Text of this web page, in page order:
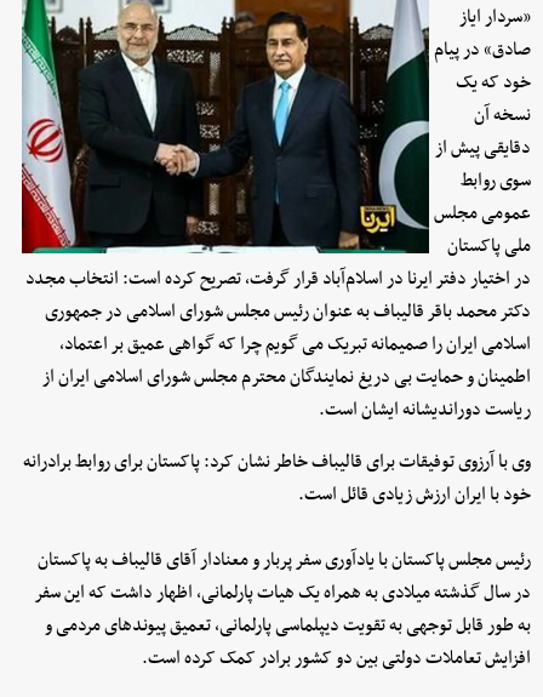
«سردار ایاز
صادق» در پیام
خود که یک
نسخه آن
دقایقی پیش از
سوی روابط
عمومی مجلس
ملی پاکستان
در اختیار دفتر ایرنا در اسلام‌آباد قرار گرفت، تصریح کرده است: انتخاب مجدد
دکتر محمد باقر قالیباف به عنوان رئیس مجلس شورای اسلامی در جمهوری
اسلامی ایران را صمیمانه تبریک می گویم چرا که گواهی عمیق بر اعتماد،
اطمینان و حمایت بی دریغ نمایندگان محترم مجلس شورای اسلامی ایران از
ریاست دوراندیشانه ایشان است.
وی با آرزوی توفیقات برای قالیباف خاطر نشان کرد: پاکستان برای روابط برادرانه
خود با ایران ارزش زیادی قائل است.
رئیس مجلس پاکستان با یادآوری سفر پربار و معنادار آقای قالیباف به پاکستان
در سال گذشته میلادی به همراه یک هیات پارلمانی، اظهار داشت که این سفر
به طور قابل توجهی به تقویت دیپلماسی پارلمانی، تعمیق پیوندهای مردمی و
افزایش تعاملات دولتی بین دو کشور برادر کمک کرده است.